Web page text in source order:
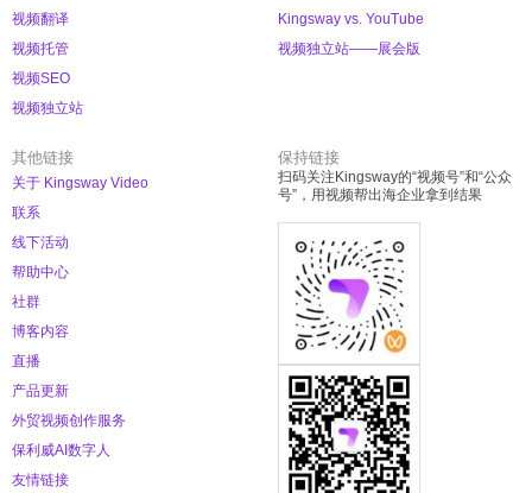
视频翻译
视频托管
视频SEO
视频独立站
Kingsway vs. YouTube
视频独立站——展会版
其他链接
关于 Kingsway Video
联系
线下活动
帮助中心
社群
博客内容
直播
产品更新
外贸视频创作服务
保利威AI数字人
友情链接
保持链接
扫码关注Kingsway的“视频号”和“公众
号”，用视频帮出海企业拿到结果